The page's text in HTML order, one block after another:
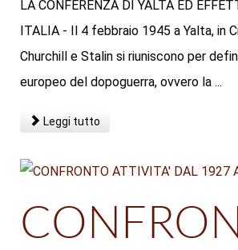
LA CONFERENZA DI YALTA ED
ITALIA - Il 4 febbraio 1945 a Yalta, in
Churchill e Stalin si riuniscono per
europeo del dopoguerra, ovvero la ...
Leggi tutto